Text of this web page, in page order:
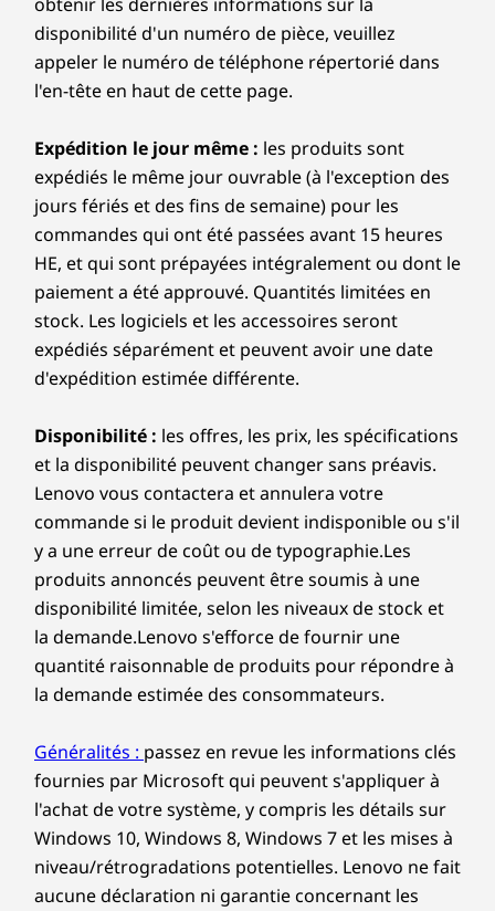
Always capture your good side
The IdeaPad Flex 5i Chromebook Plus laptop’s
FHD webcam and built-in AI-powered video call
tools automatically enhance clarity and
lighting, cancel noise, and blur backgrounds—
ensuring you’ll always look and sound your
best during calls.
Privacy & peace of mind
The IdeaPad Flex 5i Chromebook Plus is
the camera is not in use, the physical shutter
ensures what’s personal stays personal.
DisplayPort™ 1.4)
USB-A 3.2 1e génération
Casque / microphone
* de transfert des ports USB sont approximatives et
dépendent de nombreux facteurs, tels que la capacité de
traitement des appareils hôtes/périphériques, les attributs
des fichiers, la configuration du système et les
environnements d'exploitation; les vitesses réelles varient et
peuvent être inférieures aux prévisions.
Sans fil
Bluetooth ®5.1
*Le fonctionnement du WiFi 6E à 6 GHz dépend du support
du système d’exploitation, des routeurs/points
d’accès/passerelles compatibles WiFi 6E, ainsi que des
certifications réglementaires régionales et de l’attribution du
spectre.
Les spécifications peuvent varier selon la région et/ou le modèle et la
disponibilité
Conception
Affichage
Écran tactile IPS WUXGA 14,0 po (1920 x 1200), brillant,
format 16:10, 300 nits, 45 % NTSC
Comparer
Integrated Intel®
Iris® Xe Graphics
Mémoire totale
8 GB LPDDR4X
Magasiner
Comparer
Explorer tout Ordinateurs portables
disponibilité d'un numéro de pièce, veuillez
appeler le numéro de téléphone répertorié dans
l'en-tête en haut de cette page.
Expédition le jour même : les produits sont
expédiés le même jour ouvrable (à l'exception des
jours fériés et des fins de semaine) pour les
commandes qui ont été passées avant 15 heures
HE, et qui sont prépayées intégralement ou dont le
paiement a été approuvé. Quantités limitées en
stock. Les logiciels et les accessoires seront
expédiés séparément et peuvent avoir une date
d'expédition estimée différente.
Disponibilité : les offres, les prix, les spécifications
et la disponibilité peuvent changer sans préavis.
Lenovo vous contactera et annulera votre
commande si le produit devient indisponible ou s'il
y a une erreur de coût ou de typographie.Les
produits annoncés peuvent être soumis à une
disponibilité limitée, selon les niveaux de stock et
la demande.Lenovo s'efforce de fournir une
quantité raisonnable de produits pour répondre à
la demande estimée des consommateurs.
Généralités : passez en revue les informations clés
fournies par Microsoft qui peuvent s'appliquer à
l'achat de votre système, y compris les détails sur
Windows 10, Windows 8, Windows 7 et les mises à
niveau/rétrogradations potentielles. Lenovo ne fait
aucune déclaration ni garantie concernant les